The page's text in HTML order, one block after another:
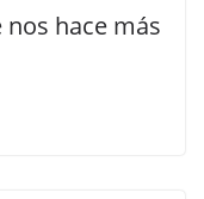
nos hace más